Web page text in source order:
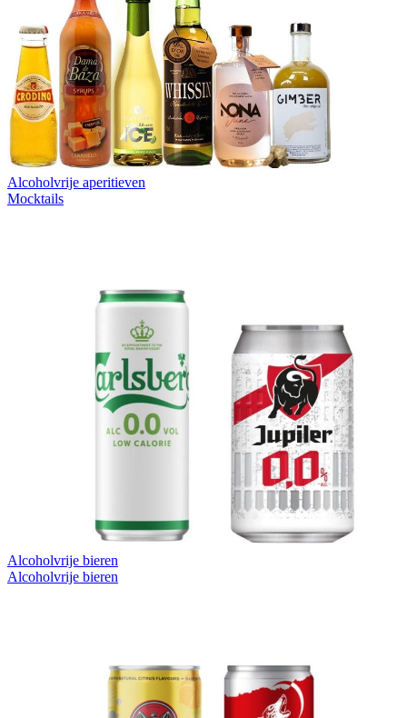
Alcoholvrije aperitieven
Mocktails
Alcoholvrije bieren
Alcoholvrije bieren